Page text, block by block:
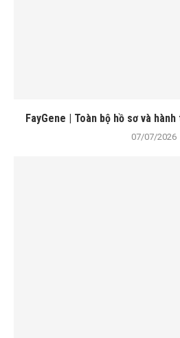
FayGene | Toàn bộ hồ sơ và
07/07/2026